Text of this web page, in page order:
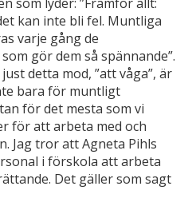
kan inte bli fel. Muntliga
varje gång de
gör dem så spännande”.
detta mod, ”att våga”, är
bara för muntligt
för det mesta som vi
för att arbeta med och
Jag tror att Agneta Pihls
i förskola att arbeta
Det gäller som sagt